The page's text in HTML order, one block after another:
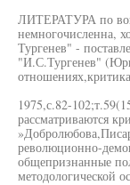
ЛИТЕРАТУРА по
немногочисленна,
Тургенев" -
"И.С.Тургенев"
1975,с.82-
рассматриваются
революционно-
общепризнанные
методологической